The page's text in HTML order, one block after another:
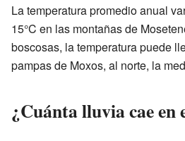
La temperatura promedio anual
15°C en las montañas de
boscosas, la temperatura puede
pampas de Moxos, al norte, la
¿Cuánta lluvia cae en